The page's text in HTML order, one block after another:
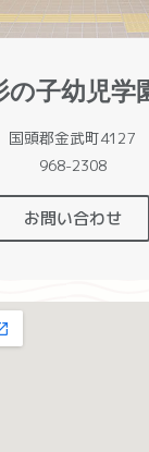
の子幼児学
郡金武町4127
968-2308
お問い合わせ